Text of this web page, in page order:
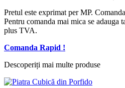
Pretul este exprimat per MP.
Pentru comanda mai mica se adauga
plus TVA.
Comanda Rapid !
Descoperiți mai multe produse